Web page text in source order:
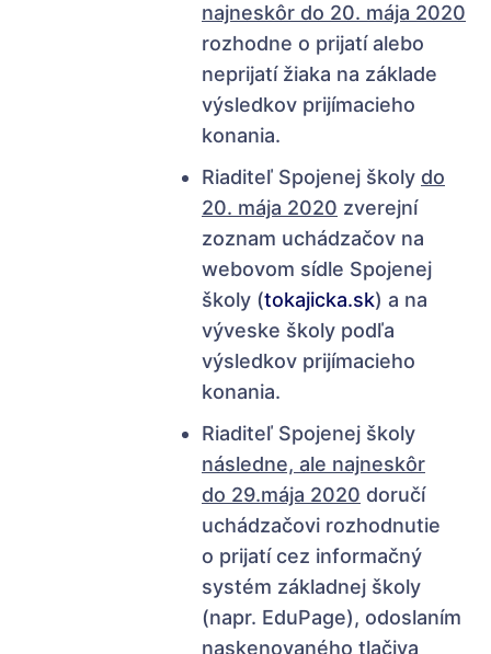
najneskôr do 20. mája 2020
rozhodne o prijatí alebo
neprijatí žiaka na základe
výsledkov prijímacieho
konania.
Riaditeľ Spojenej školy do
20. mája 2020 zverejní
zoznam uchádzačov na
webovom sídle Spojenej
školy (tokajicka.sk) a na
výveske školy podľa
výsledkov prijímacieho
konania.
Riaditeľ Spojenej školy
následne, ale najneskôr
do 29.mája 2020 doručí
uchádzačovi rozhodnutie
o prijatí cez informačný
systém základnej školy
(napr. EduPage), odoslaním
naskenovaného tlačiva